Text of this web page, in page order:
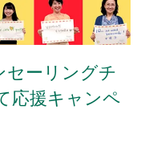
セーリングチ
応援キャンペ